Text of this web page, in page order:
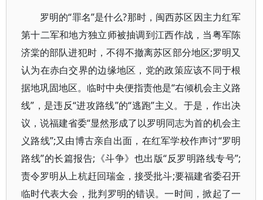
罗明的“罪名”是什么?那时，闽西苏区因主力红军
第十二军和地方独立师被抽调到江西作战，当粤军陈
济棠的部队进犯时，不得不撤离苏区部分地区;罗明又
认为在赤白交界的边缘地区，党的政策应该不同于根
据地巩固地区。临时中央便指责他是“右倾机会主义路
线”，是违反“进攻路线”的“逃跑”主义。于是，作出决
议，说福建省委“显然形成了以罗明同志为首的机会主
义路线”;又由博古亲自出面，在红军学校作声讨“罗明
路线”的长篇报告;《斗争》也出版“反罗明路线专号”;
责令罗明从上杭赶回瑞金，接受批斗;要福建省委召开
临时代表大会，批判罗明的错误。一时间，掀起了一